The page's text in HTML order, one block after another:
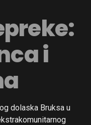
i
dolaska Bruksa u